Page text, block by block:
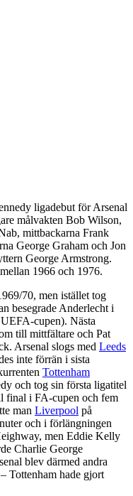
ligadebut för Arsenal
målvakten Bob Wilson,
mittbackarna Frank
George Graham och Jon
George Armstrong.
1966 och 1976.
70, men istället tog
besegrade Anderlecht i
cupen). Nästa
till mittfältare och Pat
Arsenal slogs med Leeds
inte förrän i sista
Tottenham
och tog sin första ligatitel
final i FA-cupen och fem
man Liverpool på
och i förlängningen
men Eddie Kelly
Charlie George
blev därmed andra
Tottenham hade gjort